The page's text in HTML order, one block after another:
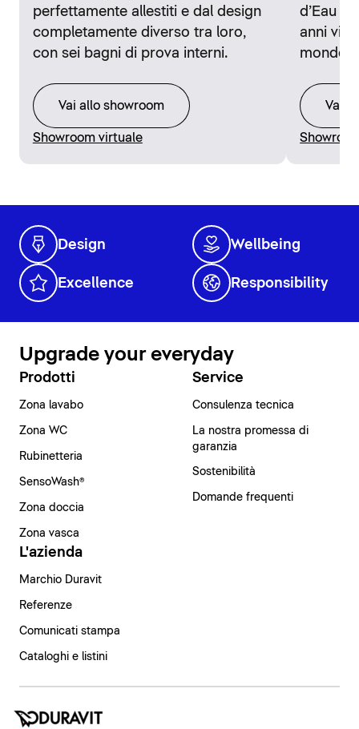
perfettamente allestiti e dal design
completamente diverso tra loro,
con sei bagni di prova interni.
Vai allo showroom
Showroom virtuale
d’Eau
anni
mondo.
Vai
Design Wellbeing
Excellence Responsibility
Upgrade your everyday
Prodotti
Zona lavabo
Zona WC
Rubinetteria
SensoWash®
Zona doccia
Zona vasca
Service
Consulenza tecnica
La nostra promessa di
garanzia
Sostenibilità
Domande frequenti
L'azienda
Marchio Duravit
Referenze
Comunicati stampa
Cataloghi e listini